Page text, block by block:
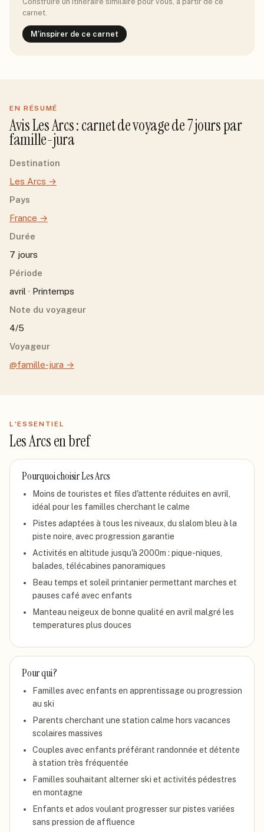
carnet.
M'inspirer de ce carnet
EN RÉSUMÉ
AvisLes Arcs: carnet de voyage de7jourspar
famille-jura
Destination
Les Arcs →
Pays
France →
Durée
7 jours
Période
avril · Printemps
Note du voyageur
4/5
Voyageur
@famille-jura →
L'ESSENTIEL
Les Arcsen bref
Pourquoi choisirLes Arcs
Moins de touristes et files d'attente réduites en avril,
idéal pour les familles cherchant le calme
Pistes adaptées à tous les niveaux, du slalom bleu à la
piste noire, avec progression garantie
Activités en altitude jusqu'à 2000m : pique-niques,
balades, télécabines panoramiques
Beau temps et soleil printanier permettant marches et
pauses café avec enfants
Manteau neigeux de bonne qualité en avril malgré les
temperatures plus douces
Pour qui ?
Familles avec enfants en apprentissage ou progression
au ski
Parents cherchant une station calme hors vacances
scolaires massives
Couples avec enfants préférant randonnée et détente
à station très fréquentée
Familles souhaitant alterner ski et activités pédestres
en montagne
Enfants et ados voulant progresser sur pistes variées
sans pression de affluence